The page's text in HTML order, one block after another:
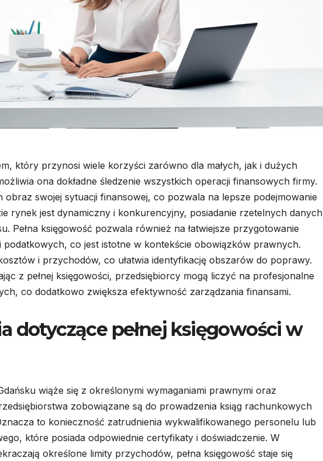
który przynosi wiele korzyści zarówno dla małych, jak i dużych
ona dokładne śledzenie wszystkich operacji finansowych firmy.
obraz swojej sytuacji finansowej, co pozwala na lepsze podejmowanie
rynek jest dynamiczny i konkurencyjny, posiadanie rzetelnych danych
Pełna księgowość pozwala również na łatwiejsze przygotowanie
co jest istotne w kontekście obowiązków prawnych.
i przychodów, co ułatwia identyfikację obszarów do poprawy.
z pełnej księgowości, przedsiębiorcy mogą liczyć na profesjonalne
co dodatkowo zwiększa efektywność zarządzania finansami.
dotyczące pełnej księgowości w
wiąże się z określonymi wymaganiami prawnymi oraz
zobowiązane są do prowadzenia ksiąg rachunkowych
to konieczność zatrudnienia wykwalifikowanego personelu lub
które posiada odpowiednie certyfikaty i doświadczenie. W
określone limity przychodów, pełna księgowość staje się